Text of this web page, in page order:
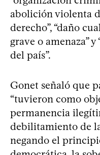
abolición violenta
derecho”, “daño
grave o amenaza”
del país”.
Gonet señaló que
“tuvieron como
permanencia
debilitamiento de
negando el